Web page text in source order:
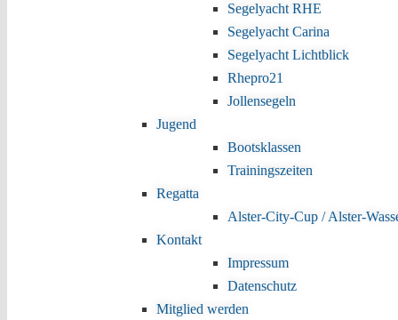
Segelyacht RHE
Segelyacht Carina
Segelyacht Lichtblick
Rhepro21
Jollensegeln
Jugend
Bootsklassen
Trainingszeiten
Regatta
Alster-City-Cup / Alster-
Kontakt
Impressum
Datenschutz
Mitglied werden